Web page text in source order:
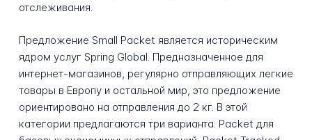
отслеживания.
Предложение Small Packet является историческим
ядром услуг Spring Global. Предназначенное для
интернет-магазинов, регулярно отправляющих легкие
товары в Европу и остальной мир, это предложение
ориентировано на отправления до 2 кг. В этой
категории предлагаются три варианта: Packet для